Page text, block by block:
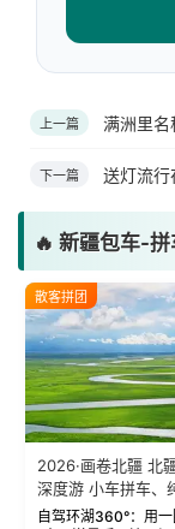
上一篇 满洲里名
下一篇 送灯流行
🔥 新疆包车-拼
散客拼团
2026·画卷北疆 北
深度游 小车拼车、
物！
自驾环湖360°：用